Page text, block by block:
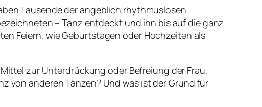
Tausende der angeblich rhythmuslosen
– Tanz entdeckt und ihn bis auf die ganz
Feiern, wie Geburtstagen oder Hochzeiten als
zur Unterdrückung oder Befreiung der Frau,
von anderen Tänzen? Und was ist der Grund für